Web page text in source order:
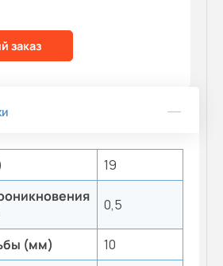
заказ
19
0,5
(мм) 10